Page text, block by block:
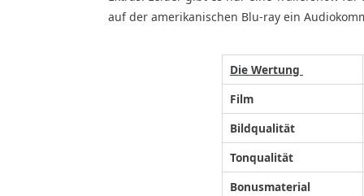
auf der amerikanischen Blu-ray ein
Die Wertung
Film
Bildqualität
Tonqualität
Bonusmaterial